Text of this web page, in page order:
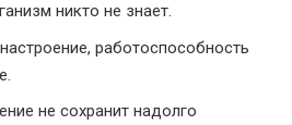
никто не знает.
работоспособность
не сохранит надолго